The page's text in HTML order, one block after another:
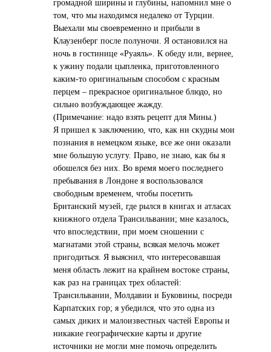
громадной ширины и глубины, напомнил мне о
том, что мы находимся недалеко от Турции.
Выехали мы своевременно и прибыли в
Клаузенберг после полуночи. Я остановился на
ночь в гостинице «Руаяль». К обеду или, вернее,
к ужину подали цыпленка, приготовленного
каким-то оригинальным способом с красным
перцем – прекрасное оригинальное блюдо, но
сильно возбуждающее жажду.
(Примечание: надо взять рецепт для Мины.)
Я пришел к заключению, что, как ни скудны мои
познания в немецком языке, все же они оказали
мне большую услугу. Право, не знаю, как бы я
обошелся без них. Во время моего последнего
пребывания в Лондоне я воспользовался
свободным временем, чтобы посетить
Британский музей, где рылся в книгах и атласах
книжного отдела Трансильвании; мне казалось,
что впоследствии, при моем сношении с
магнатами этой страны, всякая мелочь может
пригодиться. Я выяснил, что интересовавшая
меня область лежит на крайнем востоке страны,
как раз на границах трех областей:
Трансильвании, Молдавии и Буковины, посреди
Карпатских гор; я убедился, что это одна из
самых диких и малоизвестных частей Европы и
никакие географические карты и другие
источники не могли мне помочь определить